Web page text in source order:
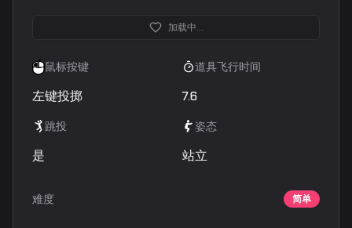
加载中...
鼠标按键
左键投掷
道具飞行时间
7.6
跳投
是
姿态
站立
难度 简单